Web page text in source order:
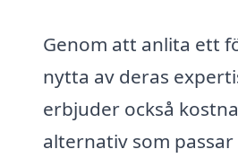
Genom att anlita ett
nytta av deras
erbjuder också
alternativ som